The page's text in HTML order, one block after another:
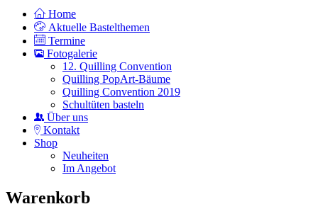
Home
Aktuelle Bastelthemen
Termine
Fotogalerie
12. Quilling Convention
Quilling PopArt-Bäume
Quilling Convention 2019
Schultüten basteln
Über uns
Kontakt
Shop
Neuheiten
Im Angebot
Warenkorb